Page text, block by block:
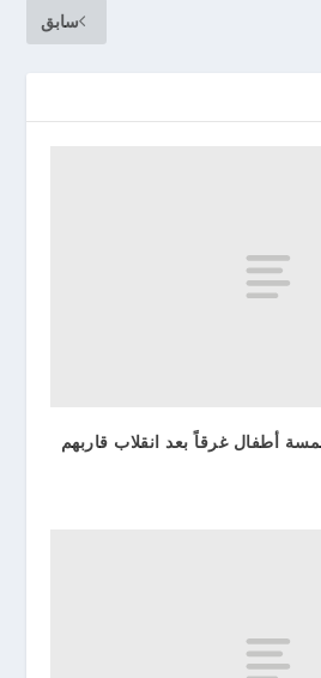
سابق
خمسة أطفال غرقاً بعد انقلاب قاربهم